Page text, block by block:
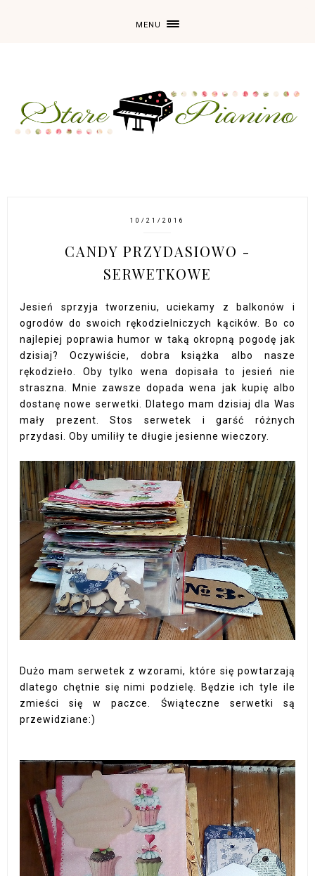
MENU
10/21/2016
CANDY PRZYDASIOWO -
SERWETKOWE
Jesień sprzyja tworzeniu, uciekamy z balkonów i
ogrodów do swoich rękodzielniczych kącików. Bo co
najlepiej poprawia humor w taką okropną pogodę jak
dzisiaj? Oczywiście, dobra książka albo nasze
rękodzieło. Oby tylko wena dopisała to jesień nie
straszna. Mnie zawsze dopada wena jak kupię albo
dostanę nowe serwetki. Dlatego mam dzisiaj dla Was
mały prezent. Stos serwetek i garść różnych
przydasi. Oby umiliły te długie jesienne wieczory.
Dużo mam serwetek z wzorami, które się powtarzają
dlatego chętnie się nimi podzielę. Będzie ich tyle ile
zmieści się w paczce. Świąteczne serwetki są
przewidziane:)